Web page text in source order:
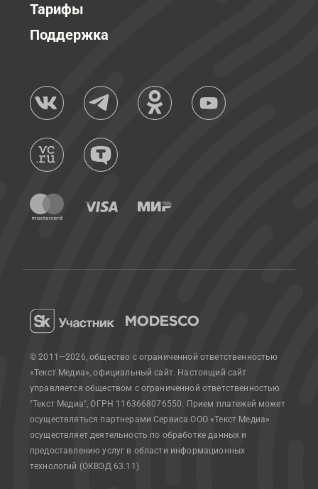
Тарифы
Поддержка
© 2011—2026, общество с ограниченной ответственностью
«Текст Медиа», официальный сайт. Настоящий сайт
управляется обществом с ограниченной ответственностью
"Текст Медиа", ОГРН 1163668076550. Прием платежей может
осуществляться партнерами Сервиса.ООО «Текст Медиа»
осуществляет деятельность по обработке данных и
предоставлению услуг в области информационных
технологий (ОКВЭД 63.11)